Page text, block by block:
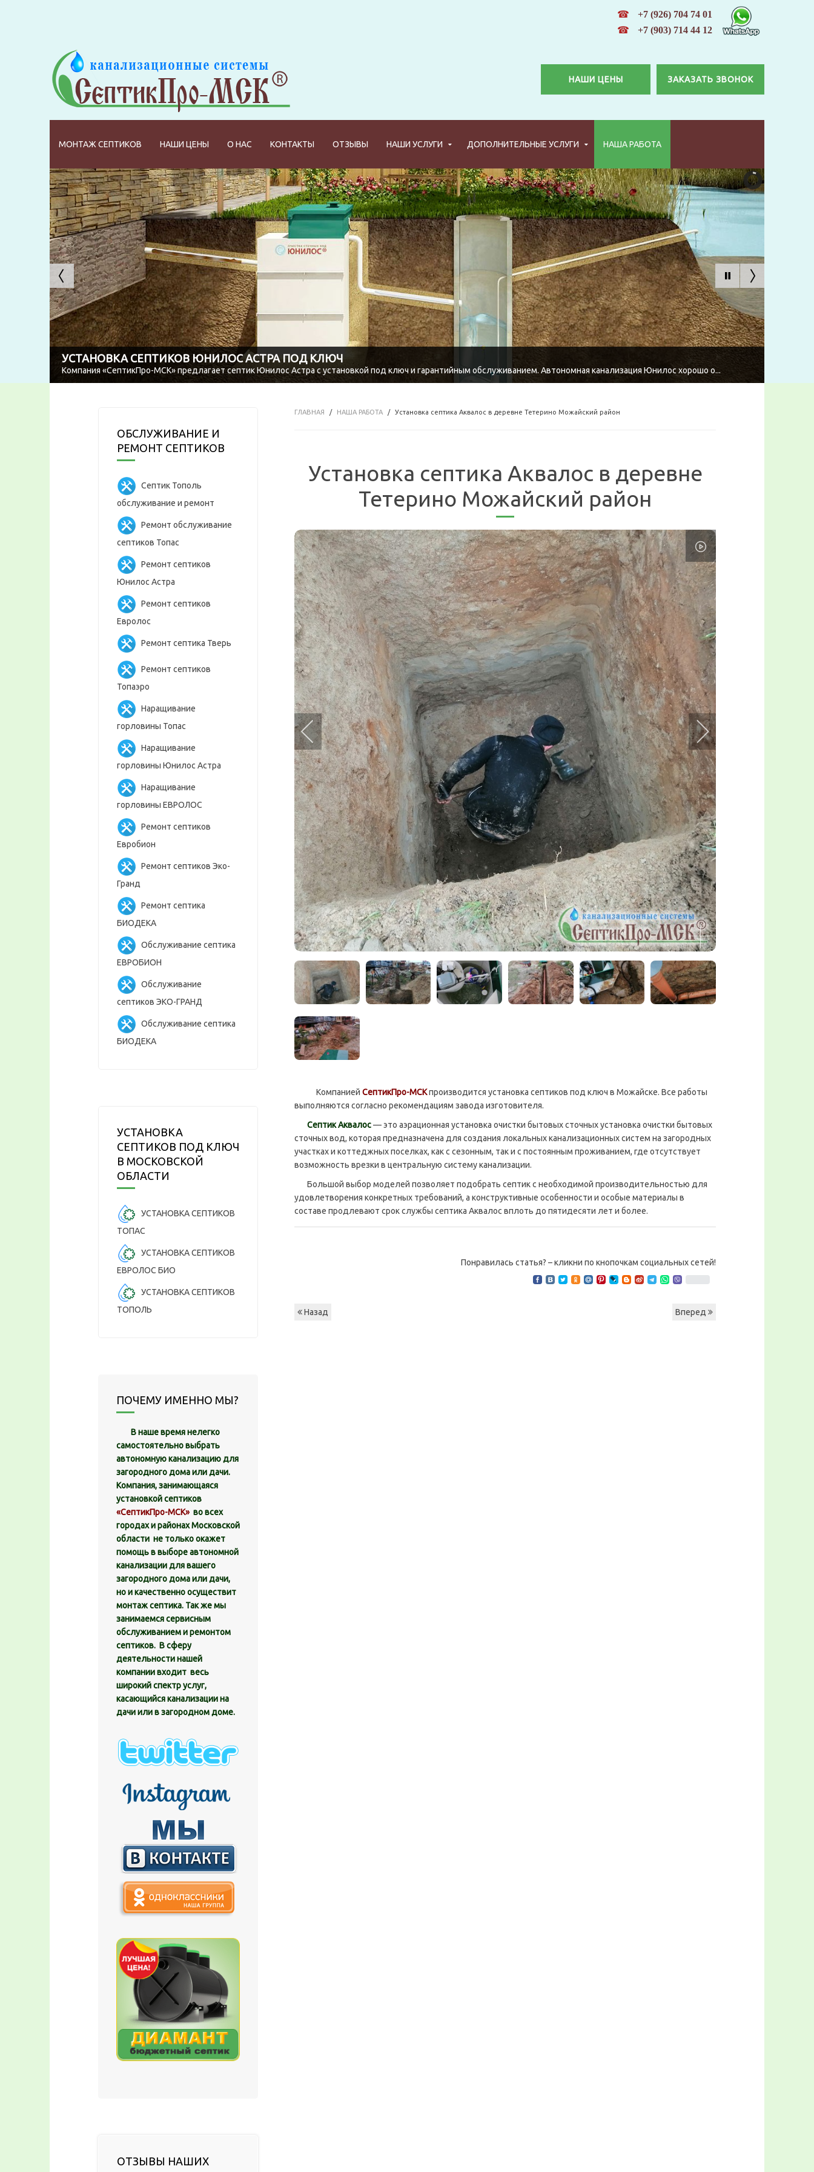
☎ +7 (926) 704 74 01
☎ +7 (903) 714 44 12
ЗАКАЗАТЬ ЗВОНОК
НАШИ ЦЕНЫ
МОНТАЖ СЕПТИКОВ НАШИ ЦЕНЫ О НАС КОНТАКТЫ ОТЗЫВЫ НАШИ УСЛУГИ ДОПОЛНИТЕЛЬНЫЕ УСЛУГИ НАША РАБОТА
УСТАНОВКА СЕПТИКОВ ЮНИЛОС АСТРА ПОД КЛЮЧ
Компания «СептикПро-МСК» предлагает септик Юнилос Астра с установкой под ключ и гарантийным обслуживанием. Автономная канализация Юнилос хорошо о...
ГЛАВНАЯ НАША РАБОТА Установка септика Аквалос в деревне Тетерино Можайский район
Установка септика Аквалос в деревне
Тетерино Можайский район
Компанией СептикПро-МСКпроизводится установка септиков под ключ в Можайске. Все работы
выполняются согласно рекомендациям завода изготовителя.
Септик Аквалос— это аэрационная установка очистки бытовых сточных установка очистки бытовых
сточных вод, которая предназначена для создания локальных канализационных систем на загородных
участках и коттеджных поселках, как с сезонным, так и с постоянным проживанием, где отсутствует
возможность врезки в центральную систему канализации.
Большой выбор моделей позволяет подобрать септик с необходимой производительностью для
удовлетворения конкретных требований, а конструктивные особенности и особые материалы в
составе продлевают срок службы септика Аквалос вплоть до пятидесяти лет и более.
Понравилась статья? – кликни по кнопочкам социальных сетей!
Назад Вперед
ОБСЛУЖИВАНИЕ И
РЕМОНТ СЕПТИКОВ
Септик Тополь
обслуживание и ремонт
Ремонт обслуживание
септиков Топас
Ремонт септиков
Юнилос Астра
Ремонт септиков
Евролос
Ремонт септика Тверь
Ремонт септиков
Топаэро
Наращивание
горловины Топас
Наращивание
горловины Юнилос Астра
Наращивание
горловины ЕВРОЛОС
Ремонт септиков
Евробион
Ремонт септиков Эко-
Гранд
Ремонт септика
БИОДЕКА
Обслуживание септика
ЕВРОБИОН
Обслуживание
септиков ЭКО-ГРАНД
Обслуживание септика
БИОДЕКА
УСТАНОВКА
СЕПТИКОВ ПОД КЛЮЧ
В МОСКОВСКОЙ
ОБЛАСТИ
УСТАНОВКА СЕПТИКОВ
ТОПАС
УСТАНОВКА СЕПТИКОВ
ЕВРОЛОС БИО
УСТАНОВКА СЕПТИКОВ
ТОПОЛЬ
ПОЧЕМУ ИМЕННО МЫ?
В наше время нелегко
самостоятельно выбрать
автономную канализацию для
загородного дома или дачи.
Компания, занимающаяся
установкой септиков
«СептикПро-МСК» во всех
городах и районах Московской
области не только окажет
помощь в выборе автономной
канализации для вашего
загородного дома или дачи,
но и качественно осуществит
монтаж септика. Так же мы
занимаемся сервисным
обслуживанием и ремонтом
септиков. В сферу
деятельности нашей
компании входит весь
широкий спектр услуг,
касающийся канализации на
дачи или в загородном доме.
ОТЗЫВЫ НАШИХ